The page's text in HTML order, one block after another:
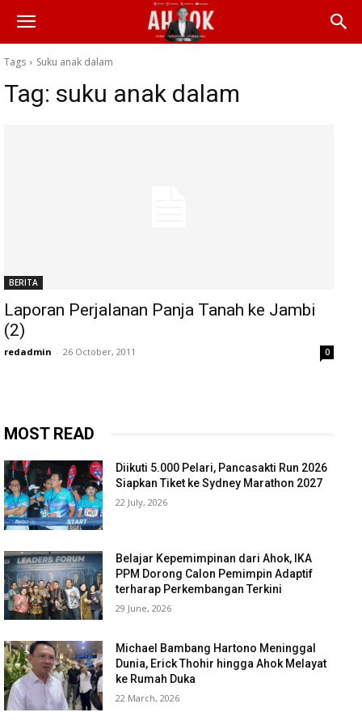
Tags Suku anak dalam
Tag: suku anak dalam
BERITA
Laporan Perjalanan Panja Tanah ke Jambi
(2)
redadmin - 26 October, 2011 0
MOST READ
Diikuti 5.000 Pelari, Pancasakti Run 2026
Siapkan Tiket ke Sydney Marathon 2027
22 July, 2026
Belajar Kepemimpinan dari Ahok, IKA
PPM Dorong Calon Pemimpin Adaptif
terharap Perkembangan Terkini
29 June, 2026
Michael Bambang Hartono Meninggal
Dunia, Erick Thohir hingga Ahok Melayat
ke Rumah Duka
22 March, 2026